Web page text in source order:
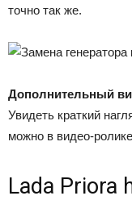
точно так же.
Дополнительный
Увидеть краткий
можно в видео-
Lada Priora